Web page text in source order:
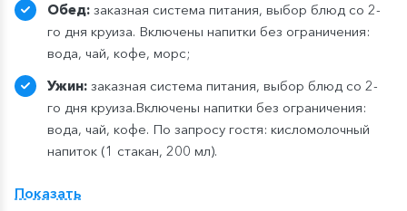
Обед: заказная система питания, выбор блюд со 2-
го дня круиза. Включены напитки без ограничения:
вода, чай, кофе, морс;
Ужин: заказная система питания, выбор блюд со 2-
го дня круиза.Включены напитки без ограничения:
вода, чай, кофе. По запросу гостя: кисломолочный
напиток (1 стакан, 200 мл).
ресторане «Нева» на шлюпочной палу
Показать